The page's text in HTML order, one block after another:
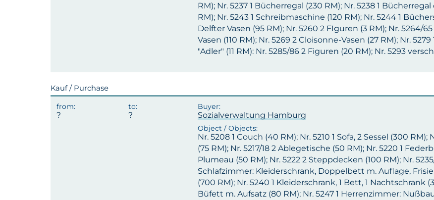
RM); Nr. 5237 1 Bücherregal (230 RM); Nr. 5238 1
RM); Nr. 5243 1 Schreibmaschine (120 RM); Nr. 5244 1
Delfter Vasen (95 RM); Nr. 5260 2 FIguren (3 RM); Nr. 5264/
Vasen (110 RM); Nr. 5269 2 Cloisonne-Vasen (27 RM); Nr.
"Adler" (11 RM): Nr. 5285/86 2 Figuren (20 RM); Nr. 5293
Kauf / Purchase
Sozialverwaltung Hamburg
Nr. 5208 1 Couch (40 RM); Nr. 5210 1 Sofa, 2 Sessel (300 RM);
(75 RM); Nr. 5217/18 2 Ablegetische (50 RM); Nr. 5220 1
Plumeau (50 RM); Nr. 5222 2 Steppdecken (100 RM); Nr.
Schlafzimmer: Kleiderschrank, Doppelbett m. Auflage,
(700 RM); Nr. 5240 1 Kleiderschrank, 1 Bett, 1 Nachtschrank
Büfett m. Aufsatz (80 RM); Nr. 5247 1 Herrenzimmer: